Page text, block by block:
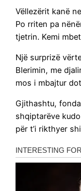
Vëllezërit kanë
Po rriten pa
tjetrin. Kemi
Një surprizë
Blerimin, me
mos i mbajtur
Gjithashtu,
shqiptarëve
për t’i rikthyer